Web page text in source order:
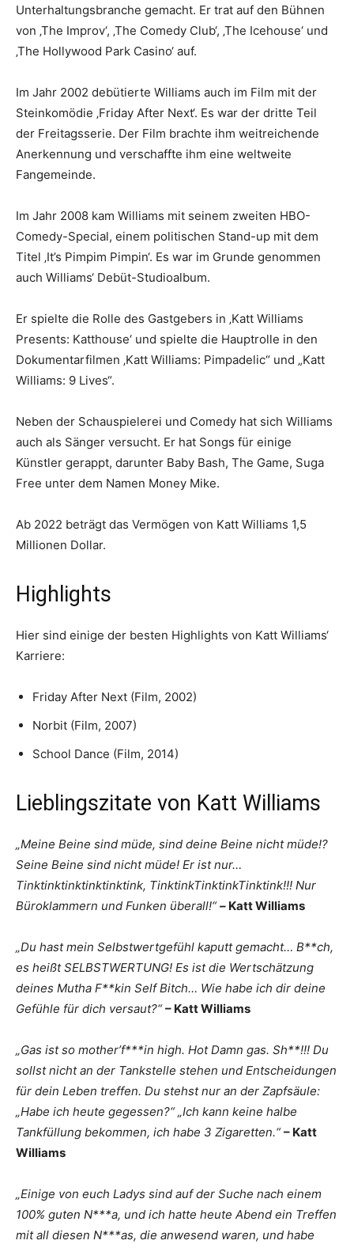
Unterhaltungsbranche gemacht. Er trat auf den Bühnen
von ‚The Improv‘, ‚The Comedy Club‘, ‚The Icehouse‘ und
‚The Hollywood Park Casino‘ auf.
Im Jahr 2002 debütierte Williams auch im Film mit der
Steinkomödie ‚Friday After Next‘. Es war der dritte Teil
der Freitagsserie. Der Film brachte ihm weitreichende
Anerkennung und verschaffte ihm eine weltweite
Fangemeinde.
Im Jahr 2008 kam Williams mit seinem zweiten HBO-
Comedy-Special, einem politischen Stand-up mit dem
Titel ‚It’s Pimpim Pimpin‘. Es war im Grunde genommen
auch Williams‘ Debüt-Studioalbum.
Er spielte die Rolle des Gastgebers in ‚Katt Williams
Presents: Katthouse‘ und spielte die Hauptrolle in den
Dokumentarfilmen ‚Katt Williams: Pimpadelic“ und „Katt
Williams: 9 Lives“.
Neben der Schauspielerei und Comedy hat sich Williams
auch als Sänger versucht. Er hat Songs für einige
Künstler gerappt, darunter Baby Bash, The Game, Suga
Free unter dem Namen Money Mike.
Ab 2022 beträgt das Vermögen von Katt Williams 1,5
Millionen Dollar.
Highlights
Hier sind einige der besten Highlights von Katt Williams‘
Karriere:
Friday After Next (Film, 2002)
Norbit (Film, 2007)
School Dance (Film, 2014)
Lieblingszitate von Katt Williams
„Meine Beine sind müde, sind deine Beine nicht müde!?
Seine Beine sind nicht müde! Er ist nur…
Tinktinktinktinktinktink, TinktinkTinktinkTinktink!!! Nur
Büroklammern und Funken überall!“– Katt Williams
„Du hast mein Selbstwertgefühl kaputt gemacht… B**ch,
es heißt SELBSTWERTUNG! Es ist die Wertschätzung
deines Mutha F**kin Self Bitch… Wie habe ich dir deine
Gefühle für dich versaut?“– Katt Williams
„Gas ist so mother’f***in high. Hot Damn gas. Sh**!!! Du
sollst nicht an der Tankstelle stehen und Entscheidungen
für dein Leben treffen. Du stehst nur an der Zapfsäule:
„Habe ich heute gegessen?“ „Ich kann keine halbe
Tankfüllung bekommen, ich habe 3 Zigaretten.“– Katt
Williams
„Einige von euch Ladys sind auf der Suche nach einem
100% guten N***a, und ich hatte heute Abend ein Treffen
mit all diesen N***as, die anwesend waren, und habe